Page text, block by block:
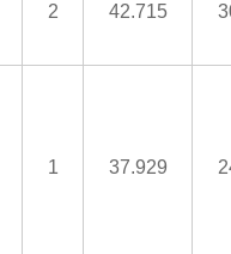
2 42.715
1 37.929